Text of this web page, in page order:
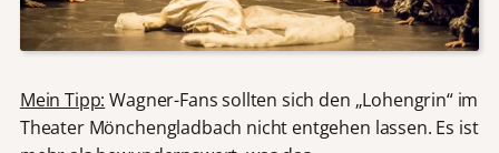
Mein Tipp: Wagner-Fans sollten sich den „Lohengrin“ im
Theater Mönchengladbach nicht entgehen lassen. Es ist